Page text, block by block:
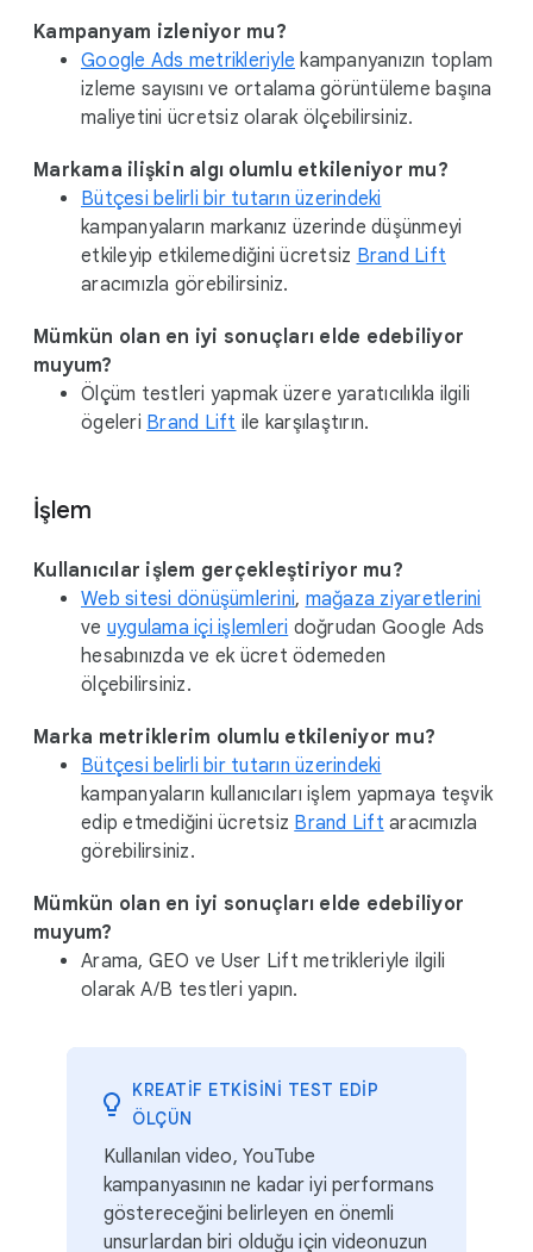
Kampanyam izleniyor mu?
Google Ads metrikleriyle kampanyanızın toplam
izleme sayısını ve ortalama görüntüleme başına
maliyetini ücretsiz olarak ölçebilirsiniz.
Markama ilişkin algı olumlu etkileniyor mu?
Bütçesi belirli bir tutarın üzerindeki
kampanyaların markanız üzerinde düşünmeyi
etkileyip etkilemediğini ücretsiz Brand Lift
aracımızla görebilirsiniz.
Mümkün olan en iyi sonuçları elde edebiliyor
muyum?
Ölçüm testleri yapmak üzere yaratıcılıkla ilgili
ögeleri Brand Lift ile karşılaştırın.
İşlem
Kullanıcılar işlem gerçekleştiriyor mu?
Web sitesi dönüşümlerini, mağaza ziyaretlerini
ve uygulama içi işlemleri doğrudan Google Ads
hesabınızda ve ek ücret ödemeden
ölçebilirsiniz.
Marka metriklerim olumlu etkileniyor mu?
Bütçesi belirli bir tutarın üzerindeki
kampanyaların kullanıcıları işlem yapmaya teşvik
edip etmediğini ücretsiz Brand Lift aracımızla
görebilirsiniz.
Mümkün olan en iyi sonuçları elde edebiliyor
muyum?
Arama, GEO ve User Lift metrikleriyle ilgili
olarak A/B testleri yapın.
KREATIF ETKISINI TEST EDIP
ÖLÇÜN
Kullanılan video, YouTube
kampanyasının ne kadar iyi performans
göstereceğini belirleyen en önemli
unsurlardan biri olduğu için videonuzun